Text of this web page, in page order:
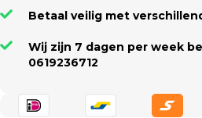
Betaal veilig met
Wij zijn 7 dagen per week
0619236712